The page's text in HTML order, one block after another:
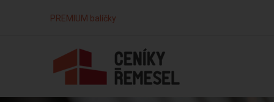
PREMIUM balíčky